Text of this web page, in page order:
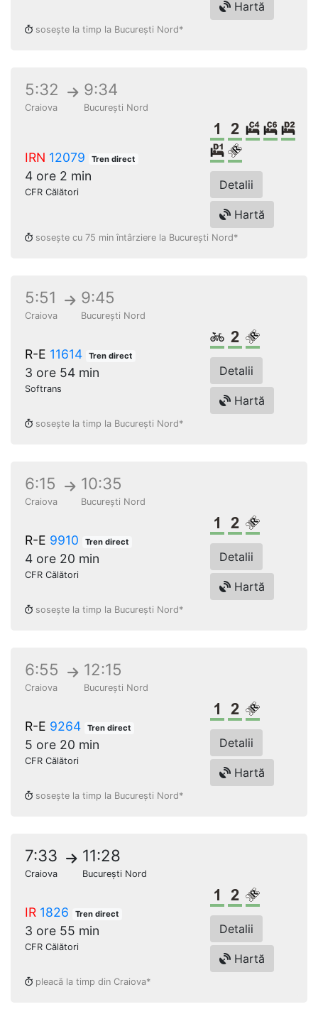
Hartă
sosește la timp la București Nord*
5:32
Craiova
9:34
București Nord
IRN 12079 Tren direct
4 ore 2 min
CFR Călători
Clasa 1
Clasa a 2-a
Cușetă
Dormit single
Loc
Detalii
Hartă
sosește cu 75 min întârziere la București Nord*
5:51
Craiova
9:45
București Nord
R-E 11614 Tren direct
3 ore 54 min
Softrans
Biciclete
Clasa a 2-a
Loc
Detalii
Hartă
sosește la timp la București Nord*
6:15
Craiova
10:35
București Nord
R-E 9910 Tren direct
4 ore 20 min
CFR Călători
Clasa 1Clasa a 2-a
Loc
Detalii
Hartă
sosește la timp la București Nord*
6:55
Craiova
12:15
București Nord
R-E 9264 Tren direct
5 ore 20 min
CFR Călători
Clasa 1Clasa a 2-a
Loc
Detalii
Hartă
sosește la timp la București Nord*
7:33
Craiova
11:28
București Nord
IR 1826 Tren direct
3 ore 55 min
CFR Călători
Clasa 1Clasa a 2-a
Loc
Detalii
Hartă
pleacă la timp din Craiova*